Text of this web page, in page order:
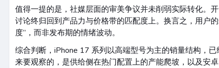
值得一提的是，社媒层面的审美争议并未削弱实际转化。
讨论终归回到产品力与价格带的匹配度上。换言之，用户
度”，而非发布期的情绪波动。
综合判断，iPhone 17 系列以高端型号为主的销量结构，
来要观察的，是供给侧在热门配置上的产能爬坡，以及安